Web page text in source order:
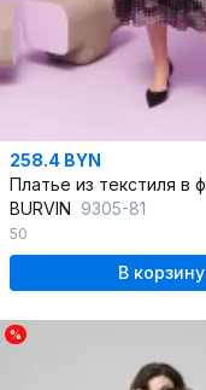
258.4 BYN
BURVIN 9305-81
50
В корзину
%